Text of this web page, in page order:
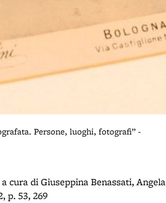
Persone, luoghi, fotografi” -
a cura di Giuseppina Benassati, Angela
p. 53, 269